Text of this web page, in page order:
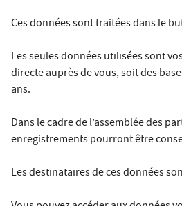
Ces données sont traitées dans le
Les seules données utilisées sont
directe auprès de vous, soit des
ans.
Dans le cadre de l’assemblée des
enregistrements pourront être
Les destinataires de ces données